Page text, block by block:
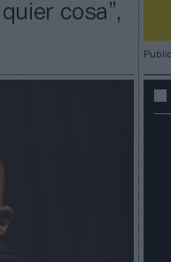
cosa”,